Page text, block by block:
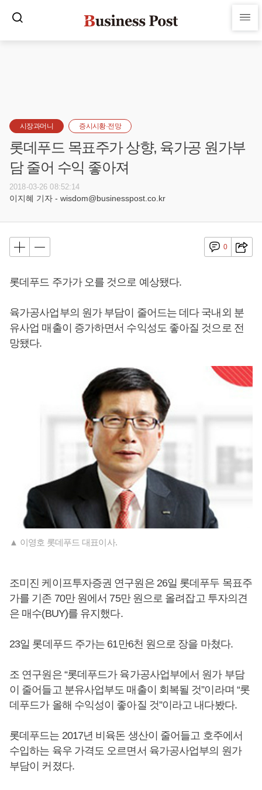
시장과머니 증시시황·전망
롯데푸드 목표주가 상향, 육가공 원가부
담 줄어 수익 좋아져
2018-03-26 08:52:14
이지혜 기자 - wisdom@businesspost.co.kr
0
롯데푸드 주가가 오를 것으로 예상됐다.
육가공사업부의 원가 부담이 줄어드는 데다 국내외 분
유사업 매출이 증가하면서 수익성도 좋아질 것으로 전
망됐다.
▲ 이영호 롯데푸드 대표이사.
조미진 케이프투자증권 연구원은 26일 롯데푸두 목표주
가를 기존 70만 원에서 75만 원으로 올려잡고 투자의견
은 매수(BUY)를 유지했다.
23일 롯데푸드 주가는 61만6천 원으로 장을 마쳤다.
조 연구원은 “롯데푸드가 육가공사업부에서 원가 부담
이 줄어들고 분유사업부도 매출이 회복될 것”이라며 “롯
데푸드가 올해 수익성이 좋아질 것”이라고 내다봤다.
롯데푸드는 2017년 비육돈 생산이 줄어들고 호주에서
수입하는 육우 가격도 오르면서 육가공사업부의 원가
부담이 커졌다.